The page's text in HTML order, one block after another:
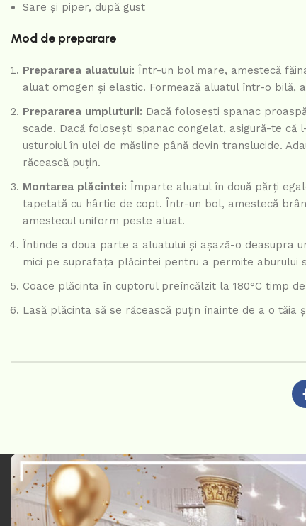
Sare și piper, după gust
Mod de preparare
Prepararea aluatului: Într-un bol mare, amestecă
aluat omogen și elastic. Formează aluatul într-o bilă,
Prepararea umpluturii: Dacă folosești spanac
scade. Dacă folosești spanac congelat, asigură-te
usturoiul în ulei de măsline până devin translucide.
răcească puțin.
Montarea plăcintei: Împarte aluatul în două părți
tapetată cu hârtie de copt. Într-un bol, amestecă
amestecul uniform peste aluat.
Întinde a doua parte a aluatului și așază-o deasupra
mici pe suprafața plăcintei pentru a permite aburului
Coace plăcinta în cuptorul preîncălzit la 180°C timp
Lasă plăcinta să se răcească puțin înainte de a o